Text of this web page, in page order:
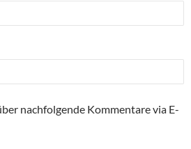
nachfolgende Kommentare via E-